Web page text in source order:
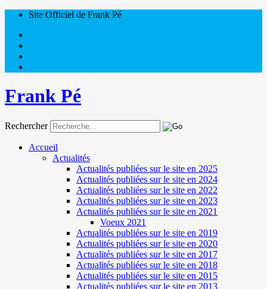
Site Officiel de Frank Pé
Frank Pé
Rechercher
Accueil
Actualités
Actualités publiées sur le site en 2025
Actualités publiées sur le site en 2024
Actualités publiées sur le site en 2022
Actualités publiées sur le site en 2023
Actualités publiées sur le site en 2021
Voeux 2021
Actualités publiées sur le site en 2019
Actualités publiées sur le site en 2020
Actualités publiées sur le site en 2017
Actualités publiées sur le site en 2018
Actualités publiées sur le site en 2015
Actualités publiées sur le site en 2013